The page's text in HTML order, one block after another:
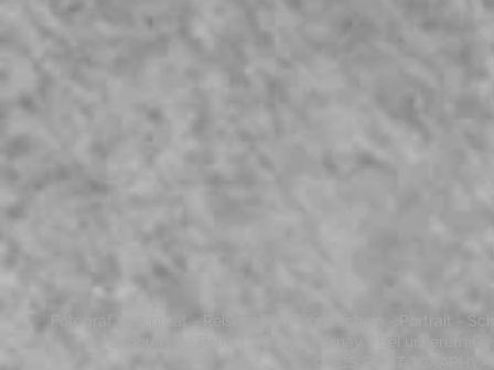
Fotograf - Identität - Reisepass - Führerschein - Portrait -